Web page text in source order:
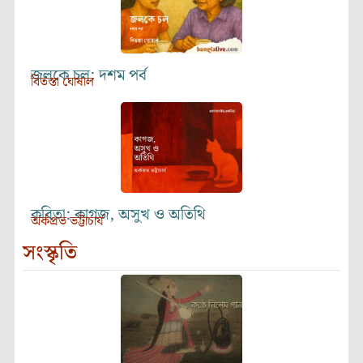
জলকে চল: দশম পর্ব
বিতস্তা ঘোষাল
কবিতা: কাগজ, অসুখ ও অতিথি
অর্কপ্রভ ভট্টাচার্য
সংস্কৃতি